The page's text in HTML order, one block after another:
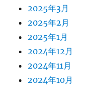
2025年3月
2025年2月
2025年1月
2024年12月
2024年11月
2024年10月